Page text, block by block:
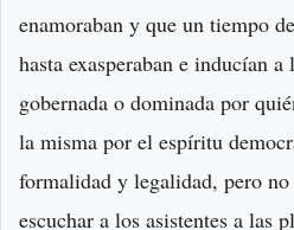
enamoraban y que un tiempo
hasta exasperaban e inducían
gobernada o dominada por
la misma por el espíritu
formalidad y legalidad, pero
escuchar a los asistentes a las